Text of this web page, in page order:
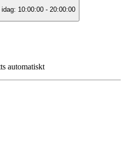
10:00:00 - 20:00:00
automatiskt